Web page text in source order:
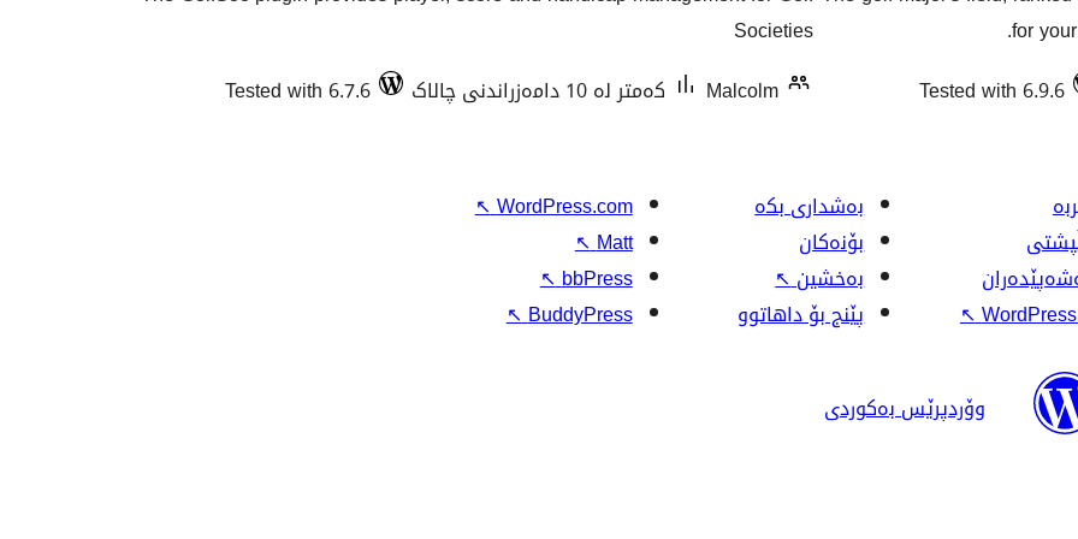
for
Tested with 6.9.6
هەڵسەنگاندنەکان
Societies
Malcolm
کەمتر لە 10 دامەزراندنی چالاک Tested with 6.7.6
↖
بەشداری بکە
بۆنەکان
بەخشین↖
پێنج بۆ داهاتوو
WordPress.com
↖
Matt
↖
bbPress
↖
BuddyPress
↖
وۆردپرێس بەکوردی